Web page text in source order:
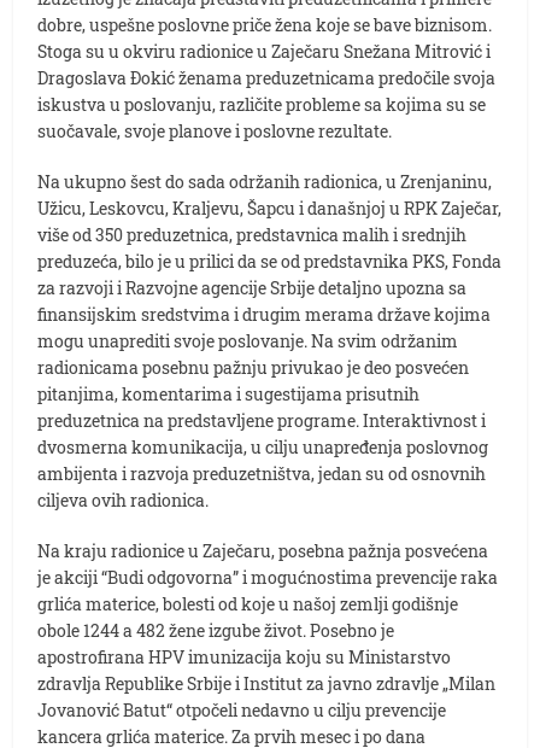
dobre, uspešne poslovne priče žena koje se bave biznisom.
Stoga su u okviru radionice u Zaječaru Snežana Mitrović i
Dragoslava Đokić ženama preduzetnicama predočile svoja
iskustva u poslovanju, različite probleme sa kojima su se
suočavale, svoje planove i poslovne rezultate.
Na ukupno šest do sada održanih radionica, u Zrenjaninu,
Užicu, Leskovcu, Kraljevu, Šapcu i današnjoj u RPK Zaječar,
više od 350 preduzetnica, predstavnica malih i srednjih
preduzeća, bilo je u prilici da se od predstavnika PKS, Fonda
za razvoji i Razvojne agencije Srbije detaljno upozna sa
finansijskim sredstvima i drugim merama države kojima
mogu unaprediti svoje poslovanje. Na svim održanim
radionicama posebnu pažnju privukao je deo posvećen
pitanjima, komentarima i sugestijama prisutnih
preduzetnica na predstavljene programe. Interaktivnost i
dvosmerna komunikacija, u cilju unapređenja poslovnog
ambijenta i razvoja preduzetništva, jedan su od osnovnih
ciljeva ovih radionica.
Na kraju radionice u Zaječaru, posebna pažnja posvećena
je akciji “Budi odgovorna” i mogućnostima prevencije raka
grlića materice, bolesti od koje u našoj zemlji godišnje
obole 1244 a 482 žene izgube život. Posebno je
apostrofirana HPV imunizacija koju su Ministarstvo
zdravlja Republike Srbije i Institut za javno zdravlje „Milan
Jovanović Batut“ otpočeli nedavno u cilju prevencije
kancera grlića materice. Za prvih mesec i po dana